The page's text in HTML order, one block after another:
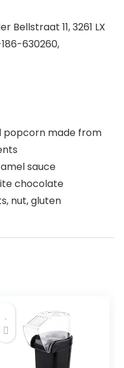
Bellstraat 11, 3261 LX
630260,
popcorn made from
sauce
chocolate
nut, gluten